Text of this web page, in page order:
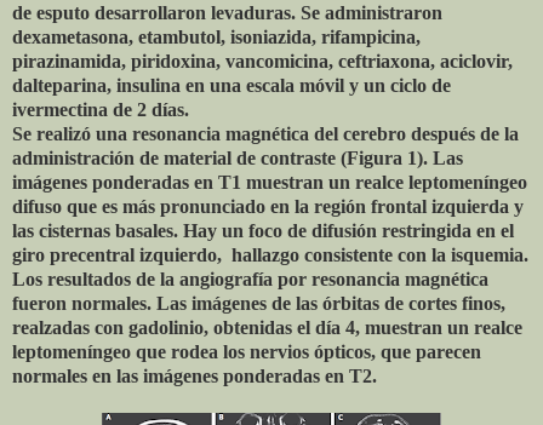
de esputo desarrollaron levaduras. Se administraron
dexametasona, etambutol, isoniazida, rifampicina,
pirazinamida, piridoxina, vancomicina, ceftriaxona, aciclovir,
dalteparina, insulina en una escala móvil y un ciclo de
ivermectina de 2 días.
Se realizó una resonancia magnética del cerebro después de la
administración de material de contraste (Figura 1). Las
imágenes ponderadas en T1 muestran un realce leptomeníngeo
difuso que es más pronunciado en la región frontal izquierda y
las cisternas basales. Hay un foco de difusión restringida en el
giro precentral izquierdo, hallazgo consistente con la isquemia.
Los resultados de la angiografía por resonancia magnética
fueron normales. Las imágenes de las órbitas de cortes finos,
realzadas con gadolinio, obtenidas el día 4, muestran un realce
leptomeníngeo que rodea los nervios ópticos, que parecen
normales en las imágenes ponderadas en T2.